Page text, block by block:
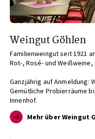
Weingut Göhlen
Familienweingut seit 1921
Rot-, Rosé- und
Ganzjährig auf Anmeldung:
Gemütliche Probierräume
Innenhof.
Mehr über Weingut